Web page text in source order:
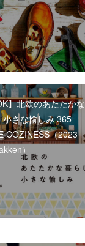
】北欧のあたたかな
小さな愉しみ 365
COZINESS（2023
）